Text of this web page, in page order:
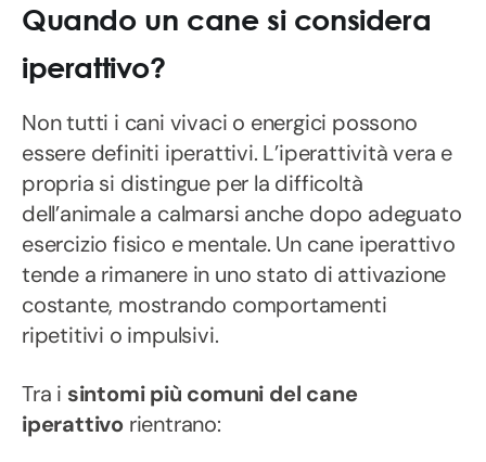
Quando un cane si considera
iperattivo?
Non tutti i cani vivaci o energici possono
essere definiti iperattivi. L’iperattività vera e
propria si distingue per la difficoltà
dell’animale a calmarsi anche dopo adeguato
esercizio fisico e mentale. Un cane iperattivo
tende a rimanere in uno stato di attivazione
costante, mostrando comportamenti
ripetitivi o impulsivi.
Tra i sintomi più comuni del cane
iperattivo rientrano: